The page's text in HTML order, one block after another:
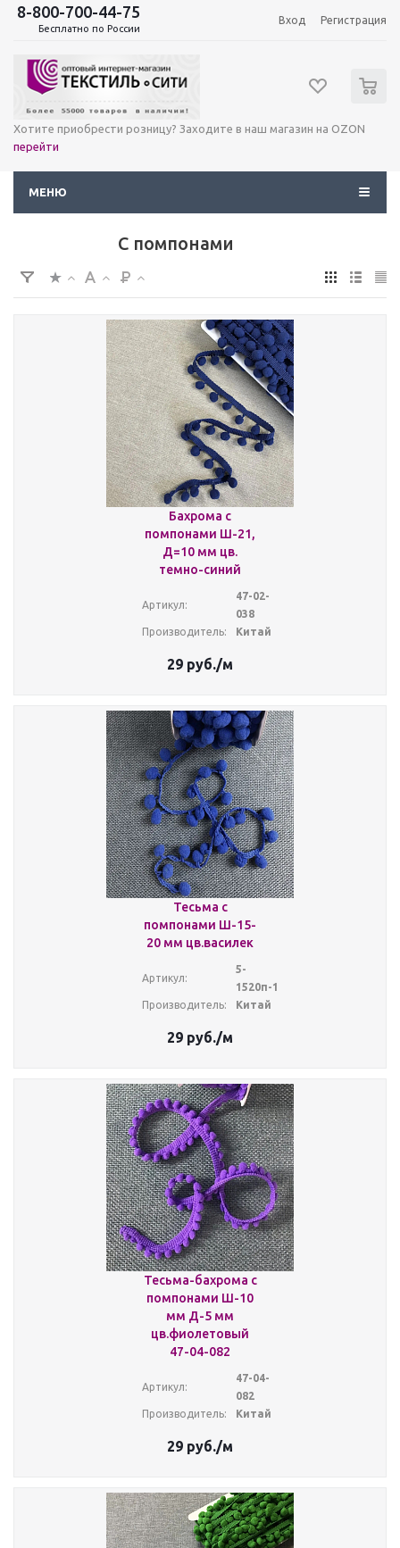
8-800-700-44-75
Бесплатно по России
Вход Регистрация
Хотите приобрести розницу? Заходите в наш магазин на OZON
перейти
МЕНЮ
С помпонами
Бахрома с
помпонами Ш-21,
Д=10 мм цв.
темно-синий
Артикул:
47-02-
038
Производитель:
Китай
29 руб./м
Тесьма с
помпонами Ш-15-
20 мм цв.василек
Артикул:
5-
1520п-1
Производитель:
Китай
29 руб./м
Тесьма-бахрома с
помпонами Ш-10
мм Д-5 мм
цв.фиолетовый
47-04-082
Артикул:
47-04-
082
Производитель:
Китай
29 руб./м